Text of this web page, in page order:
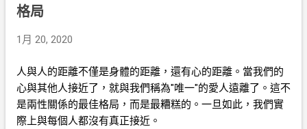
格局
1月 20, 2020
人與人的距離不僅是身體的距離，還有心的距離。當我們的
心與其他人接近了，就與我們稱為"唯一"的愛人遠離了。這不
是兩性關係的最佳格局，而是最糟糕的。一旦如此，我們實
際上與每個人都沒有真正接近。